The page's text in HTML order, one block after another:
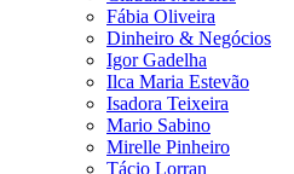
Fábia Oliveira
Dinheiro & Negócios
Igor Gadelha
Ilca Maria Estevão
Isadora Teixeira
Mario Sabino
Mirelle Pinheiro
Tácio Lorran